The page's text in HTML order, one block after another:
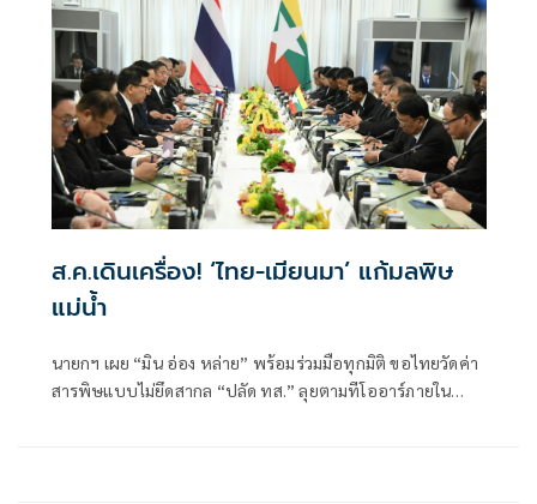
ส.ค.เดินเครื่อง! ‘ไทย-เมียนมา’ แก้มลพิษ
แม่นํ้า
นายกฯ เผย “มิน อ่อง หล่าย” พร้อมร่วมมือทุกมิติ ขอไทยวัดค่า
สารพิษแบบไม่ยึดสากล “ปลัด ทส.” ลุยตามทีโออาร์ภายใน